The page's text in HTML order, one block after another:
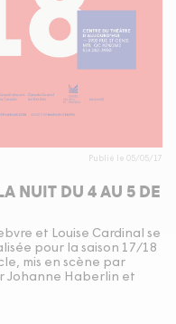
Publié le 05/05/17
NUIT DU 4 AU 5 DE
et Louise Cardinal se
pour la saison 17/18
mis en scène par
Johanne Haberlin et